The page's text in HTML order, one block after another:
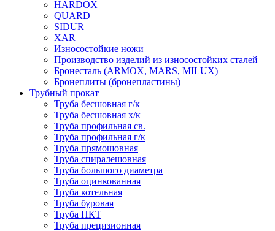
HARDOX
QUARD
SIDUR
XAR
Износостойкие ножи
Производство изделий из износостойких сталей
Бронесталь (ARMOX, MARS, MILUX)
Бронеплиты (бронепластины)
Трубный прокат
Труба бесшовная г/к
Труба бесшовная х/к
Труба профильная св.
Труба профильная г/к
Труба прямошовная
Труба спиралешовная
Труба большого диаметра
Труба оцинкованная
Труба котельная
Труба буровая
Труба НКТ
Труба прецизионная